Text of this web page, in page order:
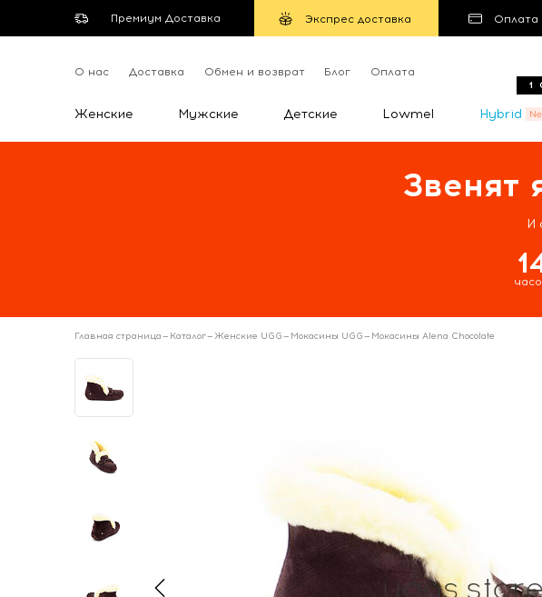
Премиум Доставка Экспрес доставка Оплата
О нас Доставка Обмен и возврат Блог Оплата
Женские Мужские Детские Lowmel Hybrid
Звенят
И
Главная страница— Каталог— Женские UGG— Мокасины UGG— Мокасины Alena Chocolate